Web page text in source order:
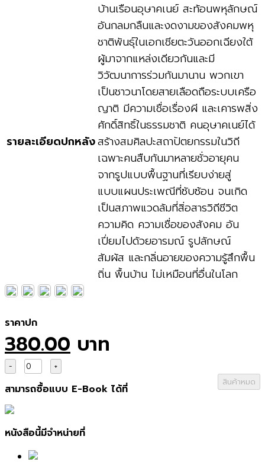
รายละเอียดปกหลัง
บ้านเรือนอุษาคเนย์ สะท้อนพหุลักษณ์
อันกลมกลืนและงดงามของสังคมพหุ
ชาติพันธุ์ในเอกเชียตะวันออกเฉียงใต้
ผู้มาจากแหล่งเดียวกันและมี
วิวัฒนาการร่วมกันมานาน พวกเขา
เป็นชาวนาโดยสายเลือดถือระบบเครือ
ญาติ มีความเชื่อเรื่องผี และเคารพสิ่ง
ศักดิ์สิทธิ์ในธรรมชาติ คนอุษาคเนย์ได้
สร้างสมศิลปะสถาปัตยกรรมในวิถี
เฉพาะคนสืบกันมาหลายชั่วอายุคน
จากรูปแบบพื้นฐานที่เรียบง่ายสู่
แบบแผนประเพณีที่ซับซ้อน จนเกิด
เป็นสภาพแวดล้มที่สิ่อสารวิถีชีวิต
ความคิด ความเชื่อของสังคม อัน
เปี่ยมไปด้วยอารมณ์ รูปลักษณ์
สัมผัส และกลิ่นอายของความรู้สึกพื้น
ถิ่น พื้นบ้าน ไม่เหมือนที่อื่นในโลก
ราคาปก
380.00 บาท
สินค้าหมด
สามารถซื้อแบบ E-Book ได้ที่
หนังสือนี้มีจำหน่ายที่